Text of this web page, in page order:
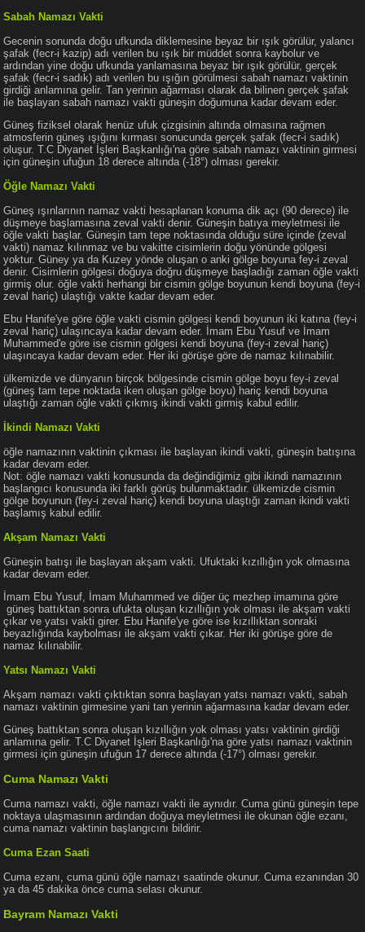
Sabah Namazı Vakti
Gecenin sonunda doğu ufkunda diklemesine beyaz bir ışık görülür, yalancı
şafak (fecr-i kazip) adı verilen bu ışık bir müddet sonra kaybolur ve
ardından yine doğu ufkunda yanlamasına beyaz bir ışık görülür, gerçek
şafak (fecr-i sadık) adı verilen bu ışığın görülmesi sabah namazı vaktinin
girdiği anlamına gelir. Tan yerinin ağarması olarak da bilinen gerçek şafak
ile başlayan sabah namazı vakti güneşin doğumuna kadar devam eder.
Güneş fiziksel olarak henüz ufuk çizgisinin altında olmasına rağmen
atmosferin güneş ışığını kırması sonucunda gerçek şafak (fecr-i sadık)
oluşur. T.C Diyanet İşleri Başkanlığı'na göre sabah namazı vaktinin girmesi
için güneşin ufuğun 18 derece altında (-18°) olması gerekir.
Öğle Namazı Vakti
Güneş ışınlarının namaz vakti hesaplanan konuma dik açı (90 derece) ile
düşmeye başlamasına zeval vakti denir. Güneşin batıya meyletmesi ile
öğle vakti başlar. Güneşin tam tepe noktasında olduğu süre içinde (zeval
vakti) namaz kılınmaz ve bu vakitte cisimlerin doğu yönünde gölgesi
yoktur. Güney ya da Kuzey yönde oluşan o anki gölge boyuna fey-i zeval
denir. Cisimlerin gölgesi doğuya doğru düşmeye başladığı zaman öğle vakti
girmiş olur. öğle vakti herhangi bir cismin gölge boyunun kendi boyuna (fey-i
zeval hariç) ulaştığı vakte kadar devam eder.
Ebu Hanife'ye göre öğle vakti cismin gölgesi kendi boyunun iki katına (fey-i
zeval hariç) ulaşıncaya kadar devam eder. İmam Ebu Yusuf ve İmam
Muhammed'e göre ise cismin gölgesi kendi boyuna (fey-i zeval hariç)
ulaşıncaya kadar devam eder. Her iki görüşe göre de namaz kılınabilir.
ülkemizde ve dünyanın birçok bölgesinde cismin gölge boyu fey-i zeval
(güneş tam tepe noktada iken oluşan gölge boyu) hariç kendi boyuna
ulaştığı zaman öğle vakti çıkmış ikindi vakti girmiş kabul edilir.
İkindi Namazı Vakti
öğle namazının vaktinin çıkması ile başlayan ikindi vakti, güneşin batışına
kadar devam eder.
Not: öğle namazı vakti konusunda da değindiğimiz gibi ikindi namazının
başlangıcı konusunda iki farklı görüş bulunmaktadır. ülkemizde cismin
gölge boyunun (fey-i zeval hariç) kendi boyuna ulaştığı zaman ikindi vakti
başlamış kabul edilir.
Akşam Namazı Vakti
Güneşin batışı ile başlayan akşam vakti. Ufuktaki kızıllığın yok olmasına
kadar devam eder.
İmam Ebu Yusuf, İmam Muhammed ve diğer üç mezhep imamına göre
güneş battıktan sonra ufukta oluşan kızıllığın yok olması ile akşam vakti
çıkar ve yatsı vakti girer. Ebu Hanife'ye göre ise kızıllıktan sonraki
beyazlığında kaybolması ile akşam vakti çıkar. Her iki görüşe göre de
namaz kılınabilir.
Yatsı Namazı Vakti
Akşam namazı vakti çıktıktan sonra başlayan yatsı namazı vakti, sabah
namazı vaktinin girmesine yani tan yerinin ağarmasına kadar devam eder.
Güneş battıktan sonra oluşan kızıllığın yok olması yatsı vaktinin girdiği
anlamına gelir. T.C Diyanet İşleri Başkanlığı'na göre yatsı namazı vaktinin
girmesi için güneşin ufuğun 17 derece altında (-17°) olması gerekir.
Cuma Namazı Vakti
Cuma namazı vakti, öğle namazı vakti ile aynıdır. Cuma günü güneşin tepe
noktaya ulaşmasının ardından doğuya meyletmesi ile okunan öğle ezanı,
cuma namazı vaktinin başlangıcını bildirir.
Cuma Ezan Saati
Cuma ezanı, cuma günü öğle namazı saatinde okunur. Cuma ezanından 30
ya da 45 dakika önce cuma selası okunur.
Bayram Namazı Vakti